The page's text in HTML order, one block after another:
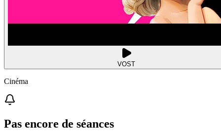
VOST
Cinéma
Pas encore de séances